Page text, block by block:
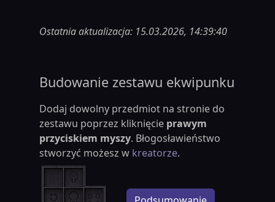
Ostatnia aktualizacja: 15.03.2026, 14:39:40
Budowanie zestawu ekwipunku
Dodaj dowolny przedmiot na stronie do
zestawu poprzez kliknięcie prawym
przyciskiem myszy. Błogosławieństwo
stworzyć możesz w kreatorze.